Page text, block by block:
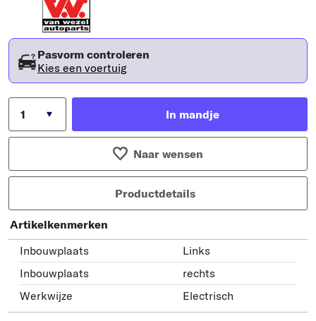
Pasvorm controleren
Kies een voertuig
In mandje
Naar wensen
Productdetails
Artikelkenmerken
Inbouwplaats
Links
Inbouwplaats
rechts
Werkwijze
Electrisch